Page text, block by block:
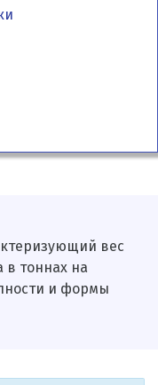
вес
в тоннах на
и формы